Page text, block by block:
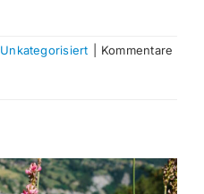
Unkategorisiert
Kommentare